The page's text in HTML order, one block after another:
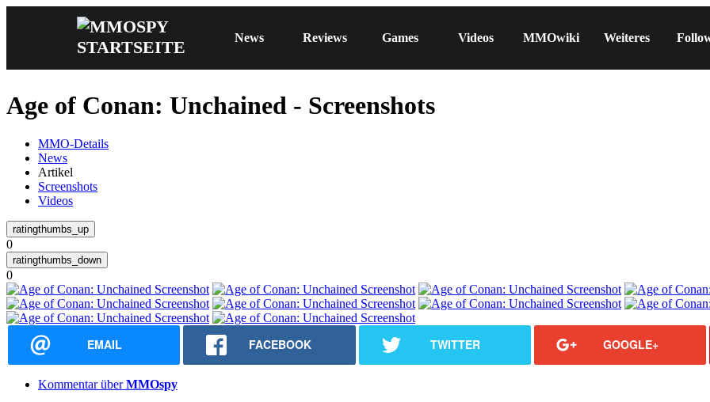
News Reviews Games Videos MMOwiki Weiteres
Age of Conan: Unchained - Screenshots
MMO-Details
News
Artikel
Screenshots
Videos
0
0
EMAIL FACEBOOK TWITTER GOOGLE+
Kommentar überMMOspy